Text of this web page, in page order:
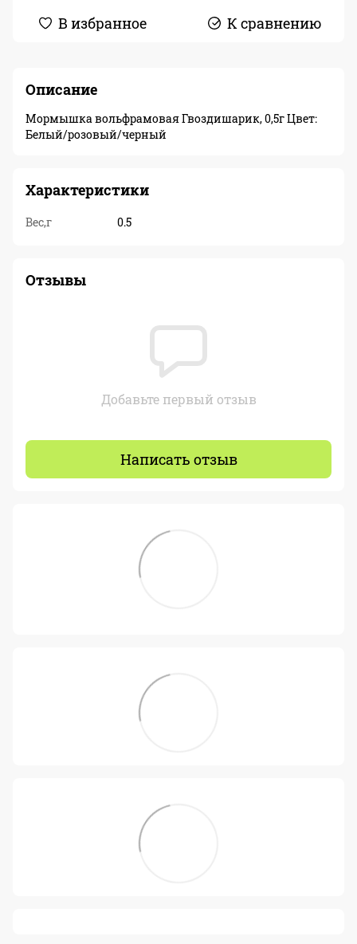
В избранное К сравнению
Описание
Мормышка вольфрамовая Гвоздишарик, 0,5г Цвет:
Белый/розовый/черный
Характеристики
Вес,г 0.5
Отзывы
Добавьте первый отзыв
Написать отзыв